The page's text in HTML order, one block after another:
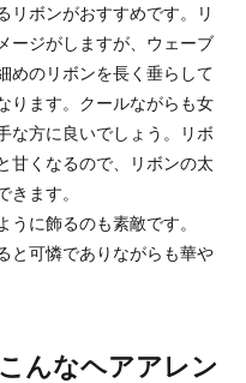
結婚できるか解説！結婚
デメリット
をしている恋人たちの中には、
婚することができるか気になる
リボンがおすすめです。リ
ージがしますが、ウェーブ
めのリボンを長く垂らして
ります。クールながらも女
な方に良いでしょう。リボ
甘くなるので、リボンの太
きます。
うに飾るのも素敵です。
と可憐でありながらも華や
んなヘアアレン